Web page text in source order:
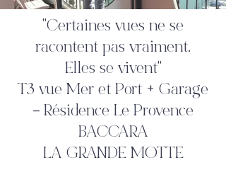
"Certaines vues ne se
racontent pas vraiment.
Elles se vivent"
T3 vue Mer et Port + Garage
– Résidence Le Provence
BACCARA
LA GRANDE MOTTE